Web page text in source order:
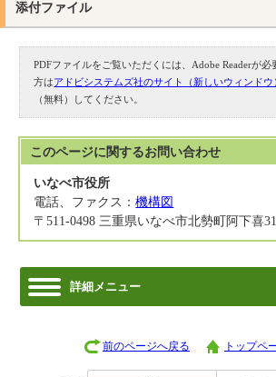
添付ファイル
PDFファイルをご覧いただくには、Adobe Readerが
方はアドビシステムズ社のサイト（新しいウィンドウ
（無料）してください。
このページに関するお問い合わせ
いなべ市役所
電話、ファクス：機構図
〒511-0498 三重県いなべ市北勢町阿下喜
詳細メニュー
前のページへ戻る トップペ